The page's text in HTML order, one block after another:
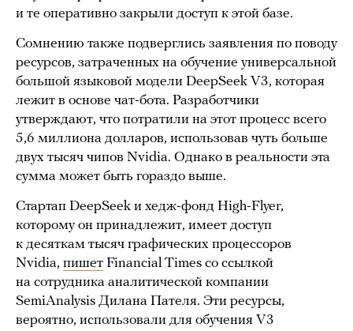
и те оперативно закрыли доступ к этой базе.
Сомнению также подверглись заявления по поводу
ресурсов, затраченных на обучение универсальной
большой языковой модели DeepSeek V3, которая
лежит в основе чат-бота. Разработчики
утверждают, что потратили на этот процесс всего
5,6 миллиона долларов, использовав чуть больше
двух тысяч чипов Nvidia. Однако в реальности эта
сумма может быть гораздо выше.
Стартап DeepSeek и хедж-фонд High-Flyer,
которому он принадлежит, имеет доступ
к десяткам тысяч графических процессоров
Nvidia, пишет Financial Times со ссылкой
на сотрудника аналитической компании
SemiAnalysis Дилана Пателя. Эти ресурсы,
вероятно, использовали для обучения V3